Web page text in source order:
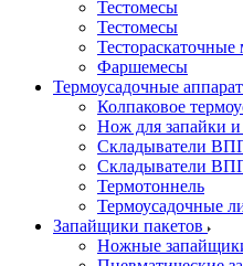
Тестомесы
Тестомесы
Фаршемесы
Термоусадочные
Колпаковое
Нож для запайки и
Складыватели
Складыватели
Термотоннель
Термоусадочные
Запайщики пакетов
Ножные